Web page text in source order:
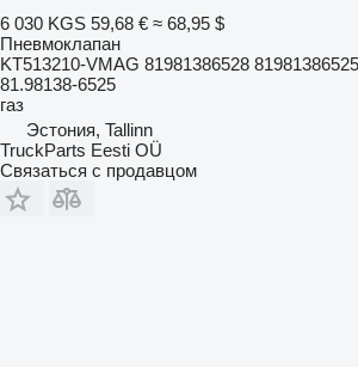
6 030 KGS 59,68 € ≈ 68,95 $
Пневмоклапан
KT513210-VMAG 81981386528
81.98138-6525
газ
Эстония, Tallinn
TruckParts Eesti OÜ
Связаться с продавцом